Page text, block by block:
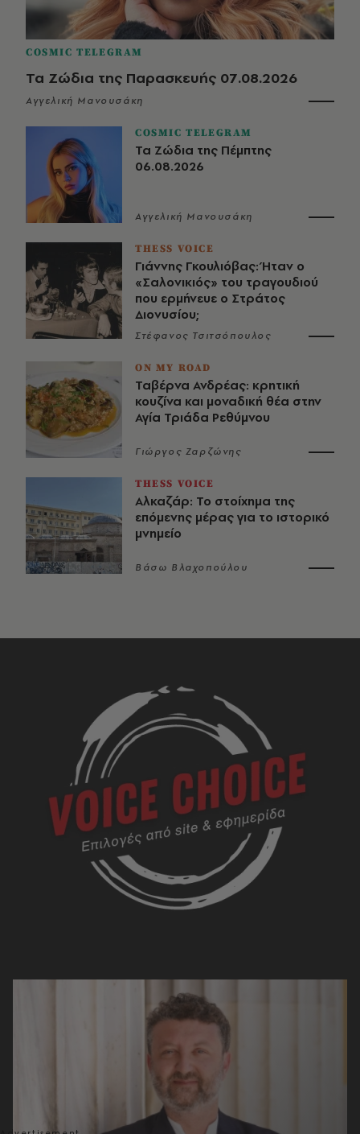
COSMIC TELEGRAM
Τα Ζώδια της Παρασκευής 07.08.2026
Αγγελική Μανουσάκη
COSMIC TELEGRAM
Τα Ζώδια της Πέμπτης
06.08.2026
Αγγελική Μανουσάκη
THESS VOICE
Γιάννης Γκουλιόβας: Ήταν ο
«Σαλονικιός» του τραγουδιού
που ερμήνευε ο Στράτος
Διονυσίου;
Στέφανος Τσιτσόπουλος
ON MY ROAD
Ταβέρνα Ανδρέας: κρητική
κουζίνα και μοναδική θέα στην
Αγία Τριάδα Ρεθύμνου
Γιώργος Ζαρζώνης
THESS VOICE
Αλκαζάρ: Το στοίχημα της
επόμενης μέρας για το ιστορικό
μνημείο
Βάσω Βλαχοπούλου